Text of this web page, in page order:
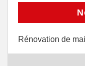
Rénovation de